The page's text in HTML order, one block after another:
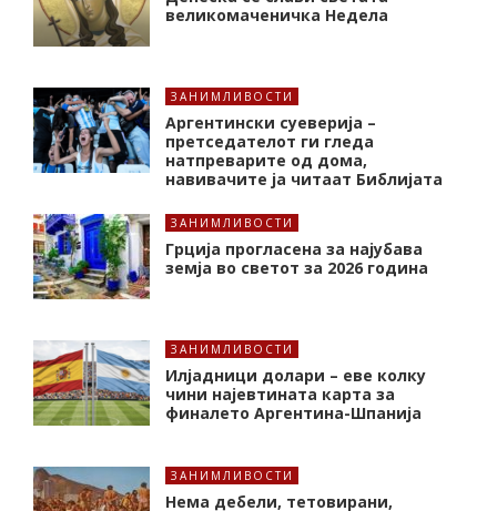
великомаченичка Недела
ЗАНИМЛИВОСТИ
Аргентински суеверија –
претседателот ги гледа
натпреварите од дома,
навивачите ја читаат Библијата
ЗАНИМЛИВОСТИ
Грција прогласена за најубава
земја во светот за 2026 година
ЗАНИМЛИВОСТИ
Илјадници долари – еве колку
чини најевтината карта за
финалето Аргентина-Шпанија
ЗАНИМЛИВОСТИ
Нема дебели, тетовирани,